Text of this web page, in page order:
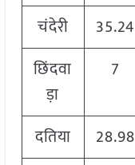
चंदेरी 35.24
छिंदवा
ड़ा
7
दतिया 28.98